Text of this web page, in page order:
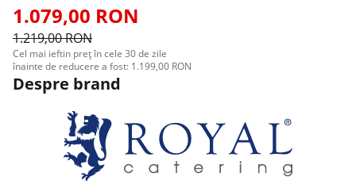
1.079,00 RON
1.219,00 RON
Cel mai ieftin preț în cele 30 de zile
înainte de reducere a fost: 1.199,00 RON
Despre brand